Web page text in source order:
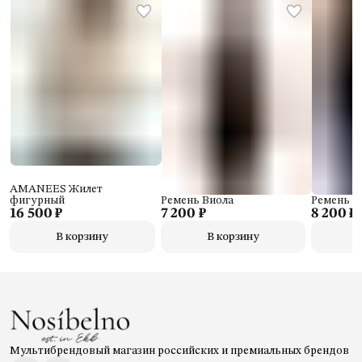
16 500 ₽
AMANEES Жилет
фигурный
В корзину
7 200 ₽
Ремень Виола
В корзину
8 200 ₽
Ремень
Мультибрендовый магазин российских и премиальных брендов